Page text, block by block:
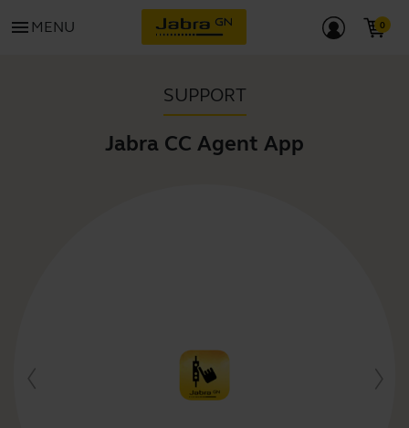
menu MENU
SUPPORT
Jabra CC Agent App